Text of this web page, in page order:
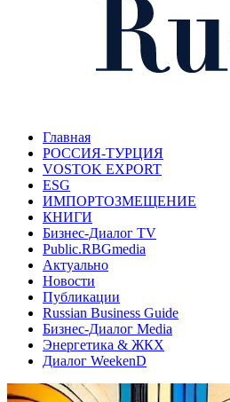
Главная
РОССИЯ-ТУРЦИЯ
VOSTOK EXPORT
ESG
ИМПОРТОЗМЕЩЕНИЕ
КНИГИ
Бизнес-Диалог TV
Public.RBGmedia
Актуально
Новости
Публикации
Russian Business Guide
Бизнес-Диалог Media
Энергетика & ЖКХ
Диалог WeekenD